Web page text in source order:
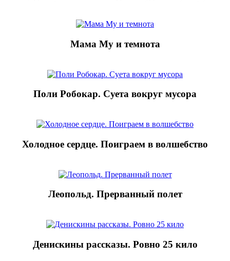
Мама Му и темнота
Поли Робокар. Суета вокруг мусора
Холодное сердце. Поиграем в волшебство
Леопольд. Прерванный полет
Денискины рассказы. Ровно 25 кило